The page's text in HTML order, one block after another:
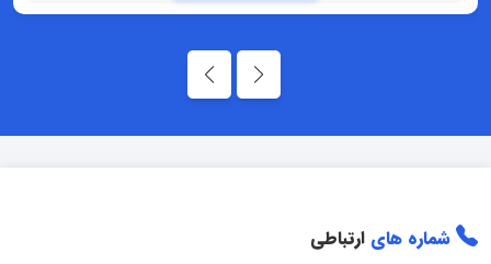
شماره های ارتباطی